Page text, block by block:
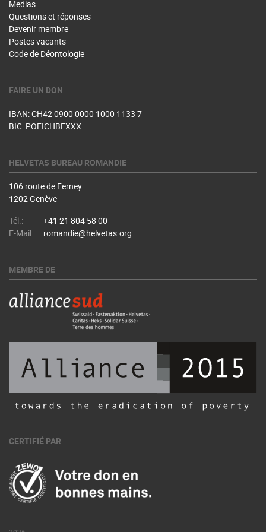
Medias
Questions et réponses
Devenir membre
Postes vacants
Code de Déontologie
FAIRE UN DON
IBAN: CH42 0900 0000 1000 1133 7
BIC: POFICHBEXXX
HELVETAS BUREAU ROMANDIE
106 route de Ferney
1202 Genève
Tél.:
+41 21 804 58 00
E-Mail:
romandie@helvetas.org
MEMBRE DE
CERTIFIÉ PAR